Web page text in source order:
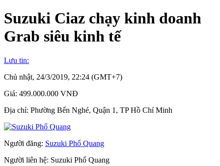
Suzuki Ciaz chạy kinh doanh
Grab siêu kinh tế
Lưu tin:
Chủ nhật, 24/3/2019, 22:24 (GMT+7)
Giá: 499.000.000 VNĐ
Địa chỉ: Phường Bến Nghé, Quận 1, TP Hồ Chí Minh
Người đăng: Suzuki Phổ Quang
Người liên hệ: Suzuki Phổ Quang